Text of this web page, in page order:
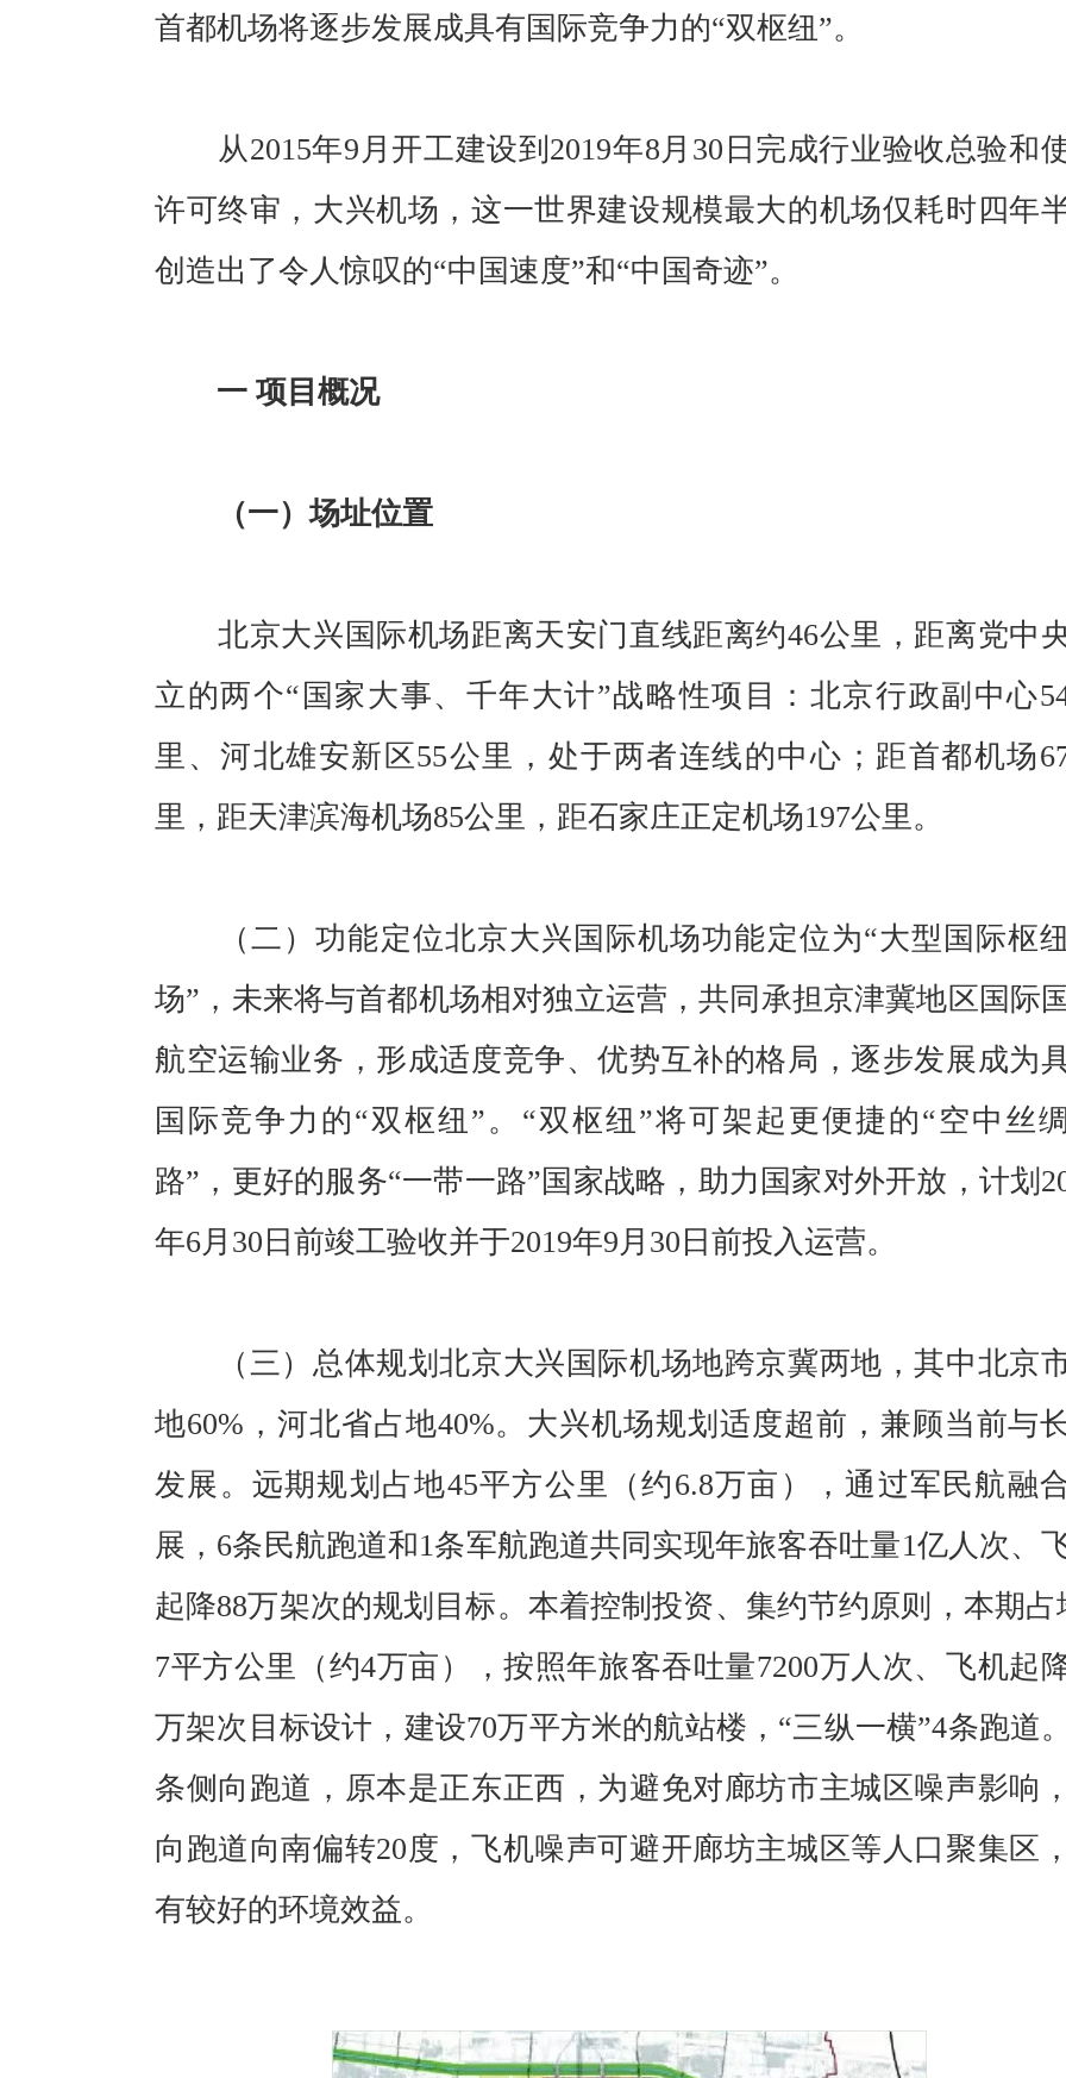
首都机场将逐步发展成具有国际竞争力的“双枢纽”。
从2015年9月开工建设到2019年8月30日完成行业验收总验和
许可终审，大兴机场，这一世界建设规模最大的机场仅耗时四年
创造出了令人惊叹的“中国速度”和“中国奇迹”。
一 项目概况
（一）场址位置
北京大兴国际机场距离天安门直线距离约46公里，距离党中
立的两个“国家大事、千年大计”战略性项目：北京行政副中心
里、河北雄安新区55公里，处于两者连线的中心；距首都机场
里，距天津滨海机场85公里，距石家庄正定机场197公里。
（二）功能定位北京大兴国际机场功能定位为“大型国际枢
场”，未来将与首都机场相对独立运营，共同承担京津冀地区国际
航空运输业务，形成适度竞争、优势互补的格局，逐步发展成为
国际竞争力的“双枢纽”。“双枢纽”将可架起更便捷的“空中丝
路”，更好的服务“一带一路”国家战略，助力国家对外开放，计划
年6月30日前竣工验收并于2019年9月30日前投入运营。
（三）总体规划北京大兴国际机场地跨京冀两地，其中北京
地60%，河北省占地40%。大兴机场规划适度超前，兼顾当前与
发展。远期规划占地45平方公里（约6.8万亩），通过军民航融
展，6条民航跑道和1条军航跑道共同实现年旅客吞吐量1亿人次、
起降88万架次的规划目标。本着控制投资、集约节约原则，本期占
7平方公里（约4万亩），按照年旅客吞吐量7200万人次、飞机起
万架次目标设计，建设70万平方米的航站楼，“三纵一横”4条跑道
条侧向跑道，原本是正东正西，为避免对廊坊市主城区噪声影响
向跑道向南偏转20度，飞机噪声可避开廊坊主城区等人口聚集区
有较好的环境效益。